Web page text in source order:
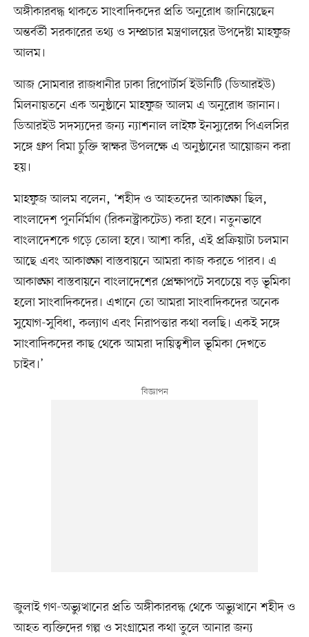
অঙ্গীকারবদ্ধ থাকতে সাংবাদিকদের প্রতি অনুরোধ জানিয়েছেন
অন্তর্বর্তী সরকারের তথ্য ও সম্প্রচার মন্ত্রণালয়ের উপদেষ্টা মাহফুজ
আলম।
আজ সোমবার রাজধানীর ঢাকা রিপোর্টার্স ইউনিটি (ডিআরইউ)
মিলনায়তনে এক অনুষ্ঠানে মাহফুজ আলম এ অনুরোধ জানান।
ডিআরইউ সদস্যদের জন্য ন্যাশনাল লাইফ ইনস্যুরেন্স পিএলসির
সঙ্গে গ্রুপ বিমা চুক্তি স্বাক্ষর উপলক্ষে এ অনুষ্ঠানের আয়োজন করা
হয়।
মাহফুজ আলম বলেন, ‘শহীদ ও আহতদের আকাঙ্ক্ষা ছিল,
বাংলাদেশ পুনর্নির্মাণ (রিকনস্ট্রাকটেড) করা হবে। নতুনভাবে
বাংলাদেশকে গড়ে তোলা হবে। আশা করি, এই প্রক্রিয়াটা চলমান
আছে এবং আকাঙ্ক্ষা বাস্তবায়নে আমরা কাজ করতে পারব। এ
আকাঙ্ক্ষা বাস্তবায়নে বাংলাদেশের প্রেক্ষাপটে সবচেয়ে বড় ভূমিকা
হলো সাংবাদিকদের। এখানে তো আমরা সাংবাদিকদের অনেক
সুযোগ-সুবিধা, কল্যাণ এবং নিরাপত্তার কথা বলছি। একই সঙ্গে
সাংবাদিকদের কাছ থেকে আমরা দায়িত্বশীল ভূমিকা দেখতে
চাইব।’
জুলাই গণ-অভ্যুত্থানের প্রতি অঙ্গীকারবদ্ধ থেকে অভ্যুত্থানে শহীদ ও
আহত ব্যক্তিদের গল্প ও সংগ্রামের কথা তুলে আনার জন্য